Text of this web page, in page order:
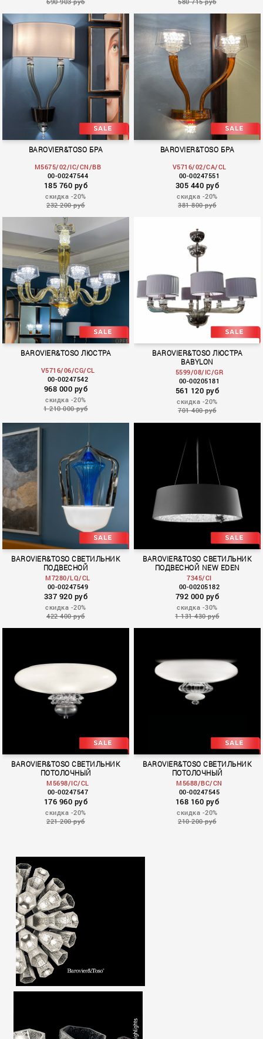
BAROVIER&TOSO БРА
M5675/02/IC/CN/BB
00-00247544
185 760 руб
скидка -20%
232 200 руб
BAROVIER&TOSO БРА
V5716/02/CA/CL
00-00247551
305 440 руб
скидка -20%
381 800 руб
ROSATI
BAROVIER&TOSO ЛЮСТРА
V5716/06/CG/CL
00-00247542
968 000 руб
скидка -20%
1 210 000 руб
Babylon
BAROVIER&TOSO ЛЮСТРА
BABYLON
5599/08/IC/GR
00-00205181
561 120 руб
скидка -20%
701 400 руб
BAROVIER&TOSO СВЕТИЛЬНИК
ПОДВЕСНОЙ
M7280/LQ/CL
00-00247549
337 920 руб
скидка -20%
422 400 руб
New Eden
BAROVIER&TOSO СВЕТИЛЬНИК
ПОДВЕСНОЙ NEW EDEN
7345/CI
00-00205182
792 000 руб
скидка -30%
1 131 430 руб
BAROVIER&TOSO СВЕТИЛЬНИК
ПОТОЛОЧНЫЙ
M5698/IC/CL
00-00247547
176 960 руб
скидка -20%
221 200 руб
BAROVIER&TOSO СВЕТИЛЬНИК
ПОТОЛОЧНЫЙ
M5688/BC/CN
00-00247545
168 160 руб
скидка -20%
210 200 руб